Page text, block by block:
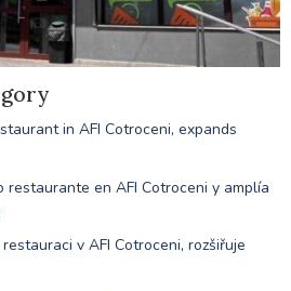
in AFI Cotroceni, expands
restaurante en AFI Cotroceni y amplía
v AFI Cotroceni, rozšiřuje